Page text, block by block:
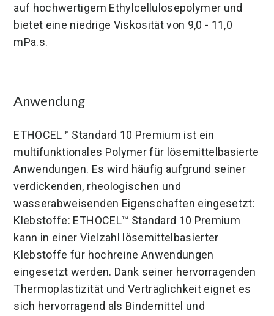
auf hochwertigem Ethylcellulosepolymer und
bietet eine niedrige Viskosität von 9,0 - 11,0
mPa.s.
Anwendung
ETHOCEL™ Standard 10 Premium ist ein
multifunktionales Polymer für lösemittelbasierte
Anwendungen. Es wird häufig aufgrund seiner
verdickenden, rheologischen und
wasserabweisenden Eigenschaften eingesetzt:
Klebstoffe: ETHOCEL™ Standard 10 Premium
kann in einer Vielzahl lösemittelbasierter
Klebstoffe für hochreine Anwendungen
eingesetzt werden. Dank seiner hervorragenden
Thermoplastizität und Verträglichkeit eignet es
sich hervorragend als Bindemittel und